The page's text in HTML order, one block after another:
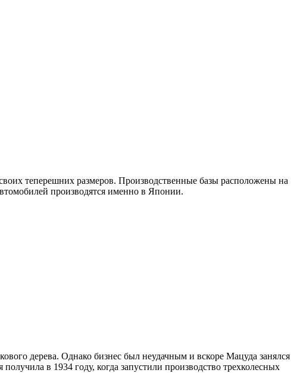
теперешних размеров. Производственные базы расположены на
производятся именно в Японии.
дерева. Однако бизнес был неудачным и вскоре Мацуда занялся
в 1934 году, когда запустили производство трехколесных